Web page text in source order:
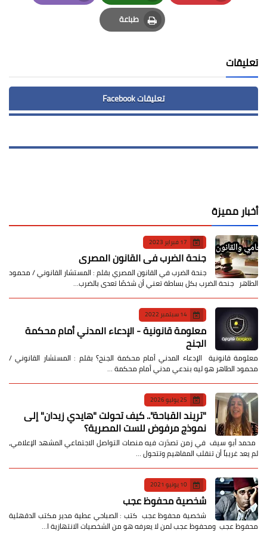
Pinterest
Whatsapp
Email
طباعة
Print
تعليقات
تعليقات Facebook
أخبار مميزة
17 فبراير 2023
جنحة الضرب في القانون المصري
جنحة الضرب في القانون المصري بقلم : المستشار القانوني / محمود
الطاهر جنحة الضرب بكل بساطة تعني أن شخصًا تعدى بالضرب…
14 سبتمبر 2022
معلومة قانونية - الإدعاء المدني أمام محكمة
الجنح
معلومة قانونية الإدعاء المدني أمام محكمة الجنح؟ بقلم : المستشار القانوني /
محمود الطاهر هو ليه بندعي مدني أمام محكمة …
25 يوليو 2026
​"تريند القباحة".. كيف تحولت "هايدي زيدان" إلى
نموذج مرفوض للست المصرية؟
​ محمد أبو سيف ​في زمن تصدّرت فيه منصات التواصل الاجتماعي المشهد الإعلامي،
لم يعد غريباً أن تنقلب المفاهيم وتتحول …
10 يونيو 2021
شخصية محفوظ عجب
شخصية محفوظ عجب كتب : الصباحي عطية مدير مكتب الدقهلية
محفوظ عجب ومحفوظ عجب لمن لا يعرفه هو من الشخصيات الانتهازية ا…